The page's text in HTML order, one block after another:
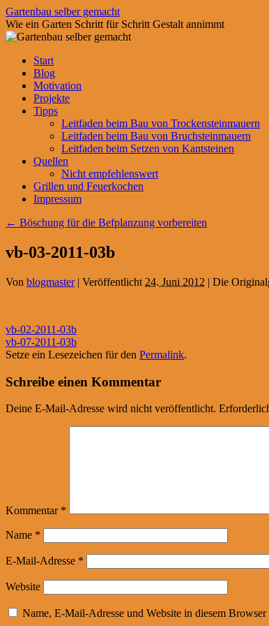
Zum
Inhalt
springen
Gartenbau selber gemacht
Wie ein Garten Schritt für Schritt Gestalt annimmt
Start
Blog
Motivation
Projekte
Tipps
Leitfaden beim Bau von Trockensteinmauern
Leitfaden beim Bau von Bruchsteinmauern
Leitfaden beim Setzen von Kantsteinen
Quellen
Nicht empfehlenswert
Grillen und Feuerkochen
Impressum
← Böschung für die Befplanzung vorbereiten
vb-03-2011-03b
Von blogmaster | Veröffentlicht 24. Juni 2012 | Die
vb-02-2011-03b
vb-07-2011-03b
Setze ein Lesezeichen für den Permalink.
Schreibe einen Kommentar
Deine E-Mail-Adresse wird nicht veröffentlicht.
Kommentar *
Name *
E-Mail-Adresse *
Website
Name, E-Mail-Adresse und Website in diesem